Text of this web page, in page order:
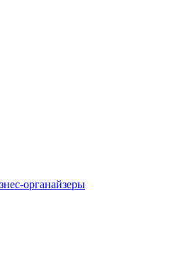
органайзеры